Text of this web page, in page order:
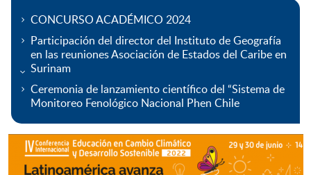
CONCURSO ACADÉMICO 2024
Participación del director del Instituto de Geografía
en las reuniones Asociación de Estados del Caribe en
Surinam
Ceremonia de lanzamiento científico del “Sistema de
Monitoreo Fenológico Nacional Phen Chile